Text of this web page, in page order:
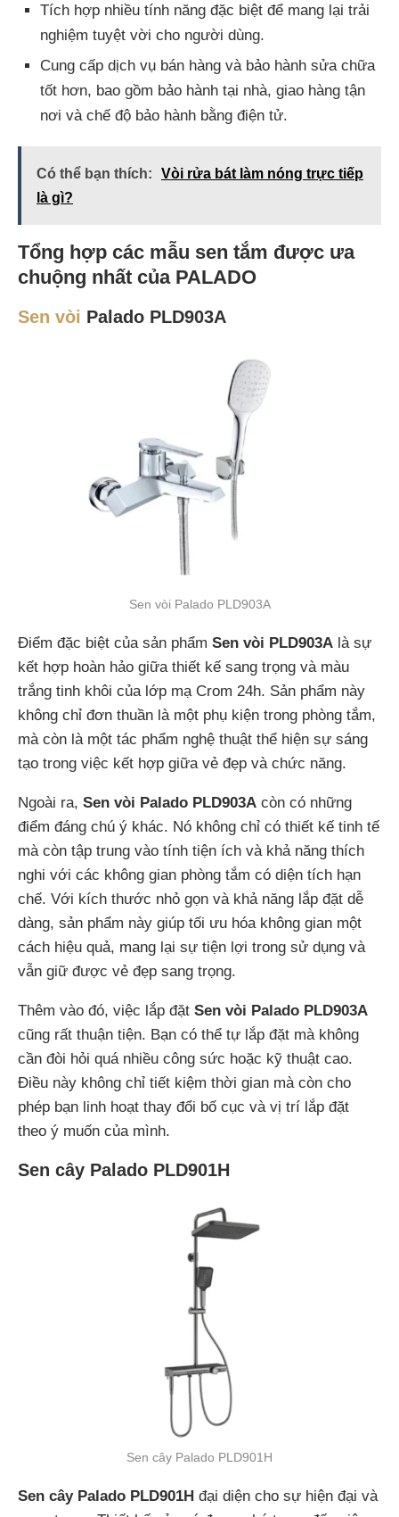
Tích hợp nhiều tính năng đặc biệt để mang lại trải
nghiệm tuyệt vời cho người dùng.
Cung cấp dịch vụ bán hàng và bảo hành sửa chữa
tốt hơn, bao gồm bảo hành tại nhà, giao hàng tận
nơi và chế độ bảo hành bằng điện tử.
Có thể bạn thích:
Vòi rửa bát làm nóng trực tiếp
là gì?
Tổng hợp các mẫu sen tắm được ưa
chuộng nhất của PALADO
Sen vòi Palado PLD903A
Sen vòi Palado PLD903A
Điểm đặc biệt của sản phẩm Sen vòi PLD903A là sự
kết hợp hoàn hảo giữa thiết kế sang trọng và màu
trắng tinh khôi của lớp mạ Crom 24h. Sản phẩm này
không chỉ đơn thuần là một phụ kiện trong phòng tắm,
mà còn là một tác phẩm nghệ thuật thể hiện sự sáng
tạo trong việc kết hợp giữa vẻ đẹp và chức năng.
Ngoài ra, Sen vòi Palado PLD903A còn có những
điểm đáng chú ý khác. Nó không chỉ có thiết kế tinh tế
mà còn tập trung vào tính tiện ích và khả năng thích
nghi với các không gian phòng tắm có diện tích hạn
chế. Với kích thước nhỏ gọn và khả năng lắp đặt dễ
dàng, sản phẩm này giúp tối ưu hóa không gian một
cách hiệu quả, mang lại sự tiện lợi trong sử dụng và
vẫn giữ được vẻ đẹp sang trọng.
Thêm vào đó, việc lắp đặt Sen vòi Palado PLD903A
cũng rất thuận tiện. Bạn có thể tự lắp đặt mà không
cần đòi hỏi quá nhiều công sức hoặc kỹ thuật cao.
Điều này không chỉ tiết kiệm thời gian mà còn cho
phép bạn linh hoạt thay đổi bố cục và vị trí lắp đặt
theo ý muốn của mình.
Sen cây Palado PLD901H
Sen cây Palado PLD901H
Sen cây Palado PLD901H đại diện cho sự hiện đại và